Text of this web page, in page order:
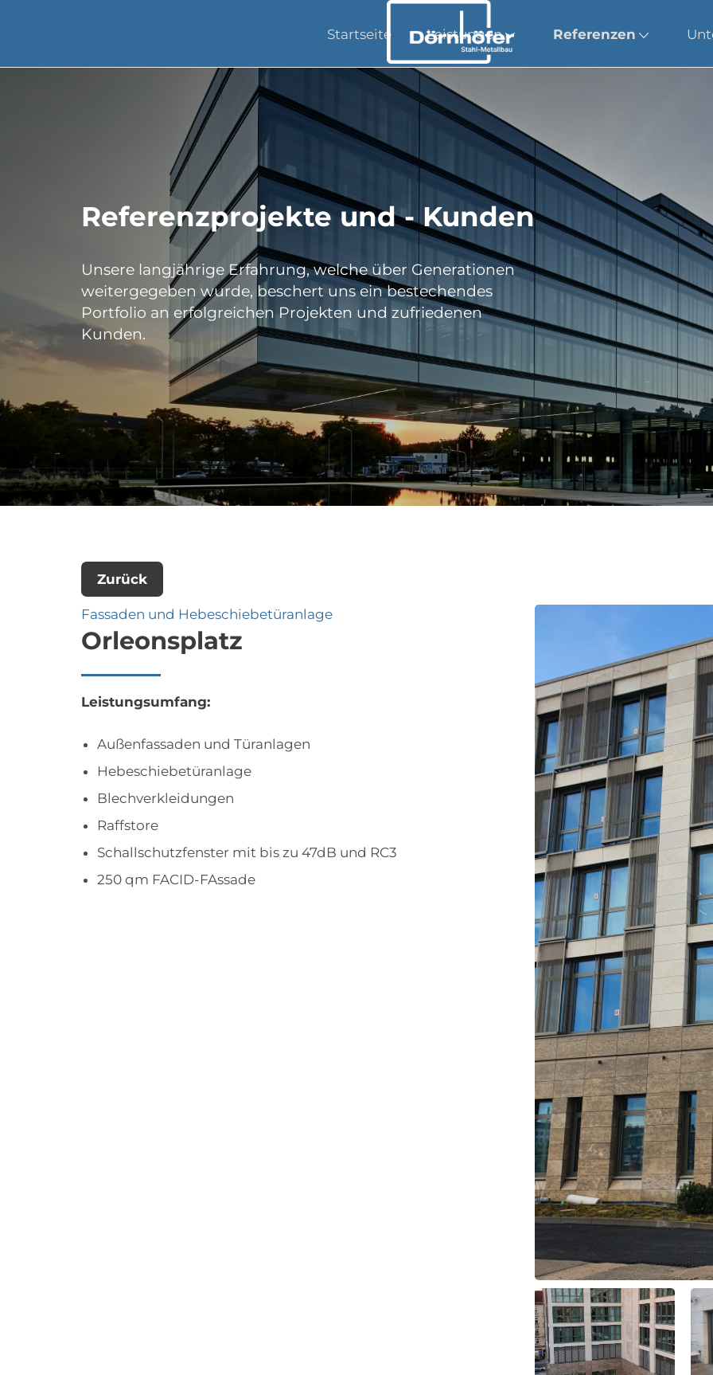
Startseite Leistungen Referenzen
Referenzprojekte und - Kunden
Unsere langjährige Erfahrung, welche über Generationen
weitergegeben wurde, beschert uns ein bestechendes
Portfolio an erfolgreichen Projekten und zufriedenen
Kunden.
Zurück
Fassaden und Hebeschiebetüranlage
Orleonsplatz
Leistungsumfang:
Außenfassaden und Türanlagen
Hebeschiebetüranlage
Blechverkleidungen
Raffstore
Schallschutzfenster mit bis zu 47dB und RC3
250 qm FACID-FAssade